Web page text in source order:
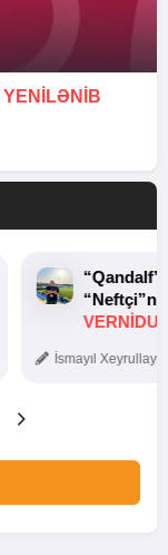
YENİLƏNİB
İsmayıl